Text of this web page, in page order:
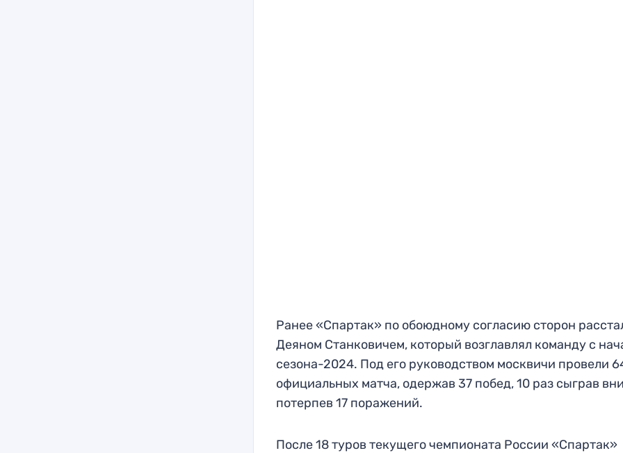
Ранее «Спартак» по обоюдному согласию сторон
Деяном Станковичем, который возглавлял команду с
сезона-2024. Под его руководством москвичи провели
официальных матча, одержав 37 побед, 10 раз сыграв
потерпев 17 поражений.
После 18 туров текущего чемпионата России «Спартак»